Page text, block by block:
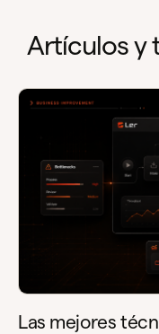
Artículos y
Las mejores